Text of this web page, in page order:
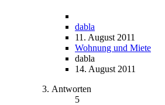
dabla
11. August 2011
Wohnung und Miete
dabla
14. August 2011
Antworten
5